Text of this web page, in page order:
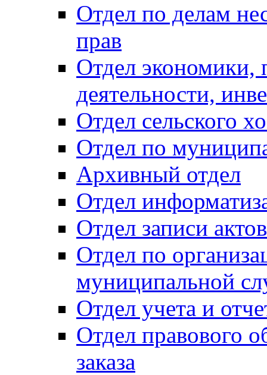
Отдел по делам
прав
Отдел экономики,
деятельности,
Отдел сельского
Отдел по
Архивный отдел
Отдел
Отдел записи
Отдел по
муниципальной
Отдел учета и
Отдел правового
заказа